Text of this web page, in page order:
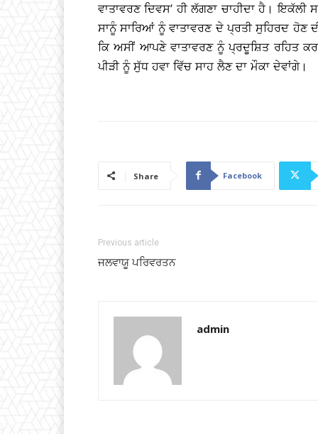
ਵਾਤਾਵਰਣ ਦਿਵਸ’ ਹੀ ਲੱਗਣਾ ਚਾਹੀਦਾ ਹੈ।
ਸਾਨੂੰ ਸਾਰਿਆਂ ਨੂੰ ਵਾਤਾਵਰਣ ਦੇ ਪ੍ਰਤੀ ਸੁਹਿਰਦ
ਕਿ ਅਸੀਂ ਆਪਣੇ ਵਾਤਾਵਰਣ ਨੂੰ ਪ੍ਰਦੂਸ਼ਿਤ ਰਹਿਤ
ਪੀੜੀ ਨੂੰ ਸੁੱਧ ਹਵਾ ਵਿੱਚ ਸਾਹ ਲੈਣ ਦਾ ਮੌਕਾ ਦੇਵਾਂਗੇ।
Share Facebook
Previous article
ਜਲਵਾਯੂ ਪਰਿਵਰਤਨ
admin